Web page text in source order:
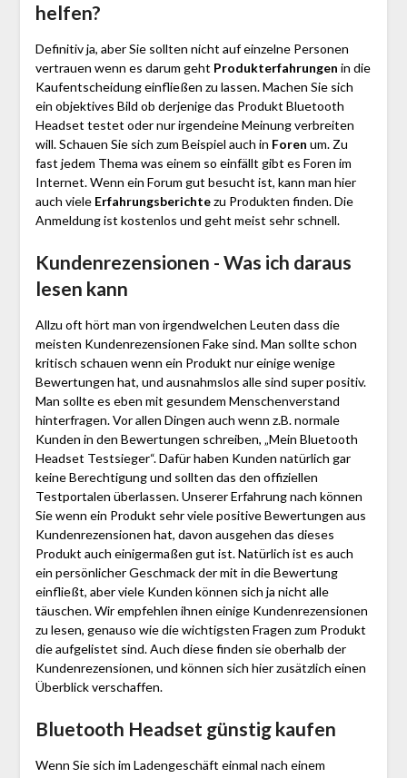
helfen?
Definitiv ja, aber Sie sollten nicht auf einzelne Personen
vertrauen wenn es darum geht Produkterfahrungen in die
Kaufentscheidung einfließen zu lassen. Machen Sie sich
ein objektives Bild ob derjenige das Produkt Bluetooth
Headset testet oder nur irgendeine Meinung verbreiten
will. Schauen Sie sich zum Beispiel auch in Foren um. Zu
fast jedem Thema was einem so einfällt gibt es Foren im
Internet. Wenn ein Forum gut besucht ist, kann man hier
auch viele Erfahrungsberichtezu Produkten finden. Die
Anmeldung ist kostenlos und geht meist sehr schnell.
Kundenrezensionen - Was ich daraus
lesen kann
Allzu oft hört man von irgendwelchen Leuten dass die
meisten Kundenrezensionen Fake sind. Man sollte schon
kritisch schauen wenn ein Produkt nur einige wenige
Bewertungen hat, und ausnahmslos alle sind super positiv.
Man sollte es eben mit gesundem Menschenverstand
hinterfragen. Vor allen Dingen auch wenn z.B. normale
Kunden in den Bewertungen schreiben, „Mein Bluetooth
Headset Testsieger“. Dafür haben Kunden natürlich gar
keine Berechtigung und sollten das den offiziellen
Testportalen überlassen. Unserer Erfahrung nach können
Sie wenn ein Produkt sehr viele positive Bewertungen aus
Kundenrezensionen hat, davon ausgehen das dieses
Produkt auch einigermaßen gut ist. Natürlich ist es auch
ein persönlicher Geschmack der mit in die Bewertung
einfließt, aber viele Kunden können sich ja nicht alle
täuschen. Wir empfehlen ihnen einige Kundenrezensionen
zu lesen, genauso wie die wichtigsten Fragen zum Produkt
die aufgelistet sind. Auch diese finden sie oberhalb der
Kundenrezensionen, und können sich hier zusätzlich einen
Überblick verschaffen.
Bluetooth Headset günstig kaufen
Wenn Sie sich im Ladengeschäft einmal nach einem